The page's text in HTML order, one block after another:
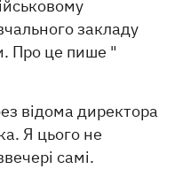
закладу
Про це пише "
відома директора
Я цього не
самі.